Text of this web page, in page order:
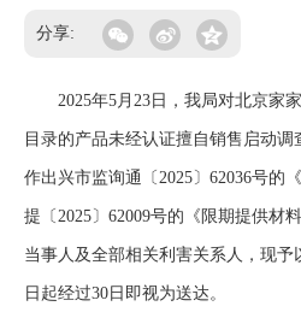
分享:
2025年5月23日，我局对北京家家
目录的产品未经认证擅自销售启动调
作出兴市监询通〔2025〕62036号的
提〔2025〕62009号的《限期提供材
当事人及全部相关利害关系人，现予
日起经过30日即视为送达。